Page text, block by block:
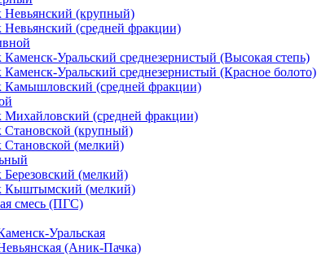
Невьянский (крупный)
Невьянский (средней фракции)
Каменск-Уральский среднезернистый (Высокая степь)
Каменск-Уральский среднезернистый (Красное болото)
Камышловский (средней фракции)
Михайловский (средней фракции)
Становской (крупный)
Становской (мелкий)
Березовский (мелкий)
Кыштымский (мелкий)
смесь (ПГС)
Уральская
(Аник-Пачка)